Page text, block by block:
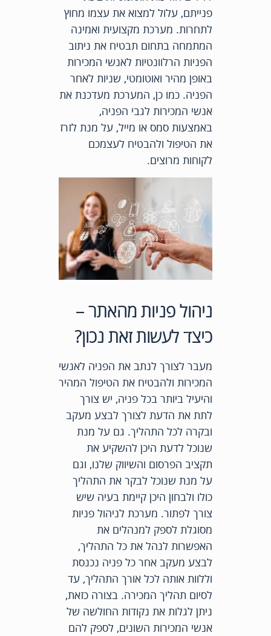
פנייתם, עלול למצוא את עצמו מחוץ
לתחרות. מערכת מקצועית ואמינה
המתמחה בתחום תבטיח את ניתוב
הפניות הרלוונטיות לאנשי המכירות
באופן מהיר ואוטומטי, שניות לאחר
הפניה. כמו כן, המערכת מעדכנת את
אנשי המכירות לגבי הפניה,
באמצעות סמס או מייל, על מנת לזרז
את הטיפול ולהבטיח לעצמכם
לקוחות מרוצים.
ניהול פניות מהאתר –
כיצד לעשות זאת נכון?
מעבר לצורך לנתב את הפניה לאנשי
המכירות ולהבטיח את הטיפול המהיר
והיעיל ביותר בכל פניה, יש צורך
לתת את הדעת לצורך לבצע מעקב
ובקרה לכל התהליך. גם על מנת
שנוכל לדעת היכן להשקיע את
תקציב הפרסום והשיווק שלנו, וגם
על מנת שנוכל לבקר את התהליך
כולו ולבחון היכן קיימת בעיה שיש
צורך לפתור. מערכת לניהול פניות
מסוגלת לספק למנהלים את
האפשרות לנהל את כל התהליך,
לבצע מעקב אחר כל פניה נכנסת
וללוות אותה לכל אורך התהליך, עד
לסיום תהליך המכירה. בצורה כזאת,
ניתן לגלות את נקודות החולשה של
אנשי המכירות השונים, לספק להם